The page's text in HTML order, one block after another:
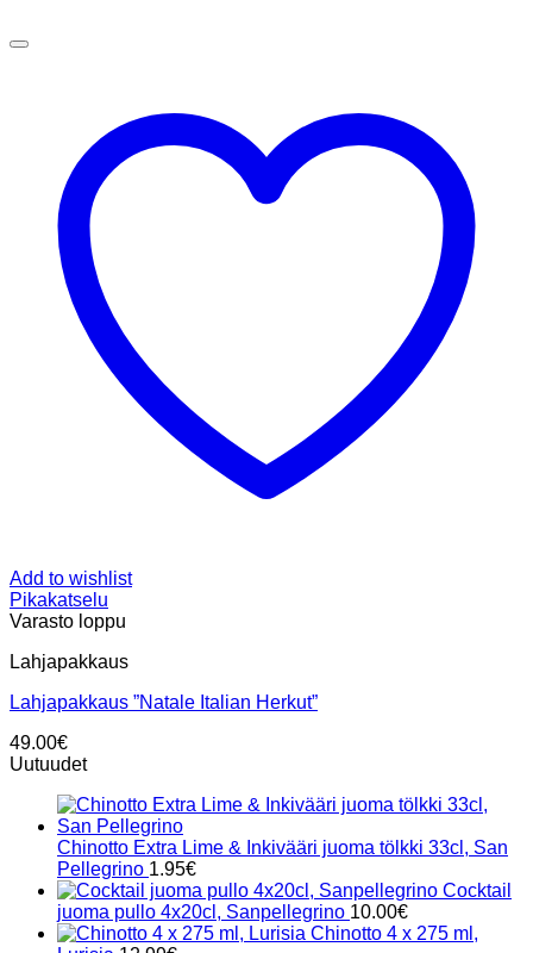
Add to wishlist
Pikakatselu
Varasto loppu
Lahjapakkaus
Lahjapakkaus ”Natale Italian Herkut”
49.00€
Uutuudet
Chinotto Extra Lime & Inkivääri juoma tölkki 33cl, San
Pellegrino 1.95€
Cocktail
juoma pullo 4x20cl, Sanpellegrino 10.00€
Chinotto 4 x 275 ml,